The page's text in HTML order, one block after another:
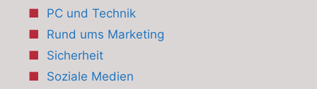
PC und Technik
Rund ums Marketing
Sicherheit
Soziale Medien